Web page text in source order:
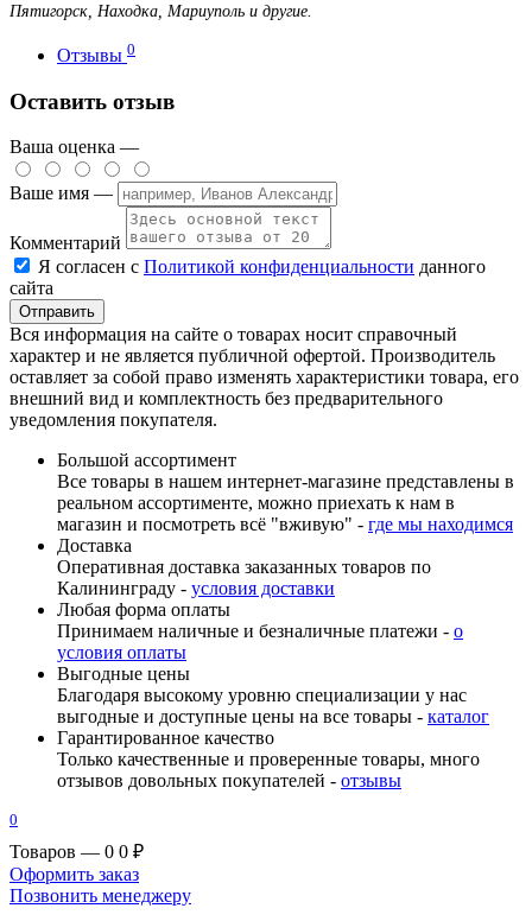
Пятигорск, Находка, Мариуполь и другие.
Отзывы 0
Оставить отзыв
Ваша оценка —
Ваше имя —
Комментарий
Я согласен с Политикой конфиденциальности данного
сайта
Вся информация на сайте о товарах носит справочный
характер и не является публичной офертой. Производитель
оставляет за собой право изменять характеристики товара, его
внешний вид и комплектность без предварительного
уведомления покупателя.
Большой ассортимент
Все товары в нашем интернет-магазине представлены в
реальном ассортименте, можно приехать к нам в
магазин и посмотреть всё "вживую" - где мы находимся
Доставка
Оперативная доставка заказанных товаров по
Калининграду - условия доставки
Любая форма оплаты
Принимаем наличные и безналичные платежи - о
условия оплаты
Выгодные цены
Благодаря высокому уровню специализации у нас
выгодные и доступные цены на все товары - каталог
Гарантированное качество
Только качественные и проверенные товары, много
отзывов довольных покупателей - отзывы
0
Товаров — 0 0 ₽
Оформить заказ
Позвонить менеджеру